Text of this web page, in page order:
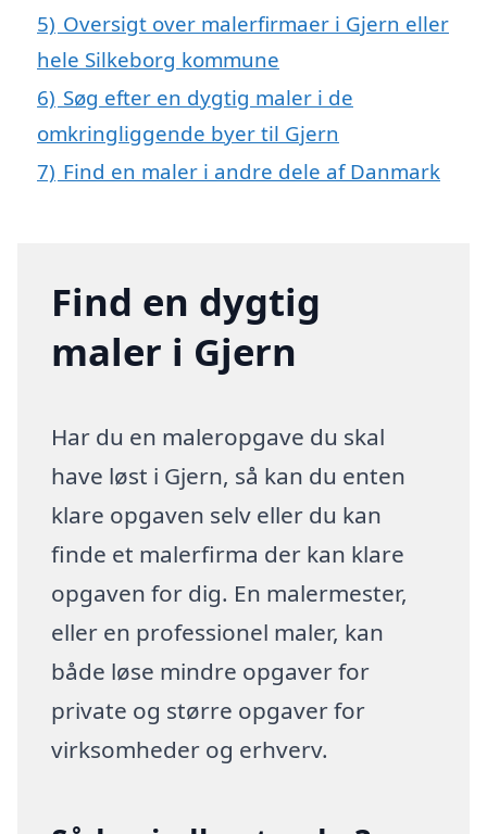
5) Oversigt over malerfirmaer i Gjern eller
hele Silkeborg kommune
6) Søg efter en dygtig maler i de
omkringliggende byer til Gjern
7) Find en maler i andre dele af Danmark
Find en dygtig
maler i Gjern
Har du en maleropgave du skal
have løst i Gjern, så kan du enten
klare opgaven selv eller du kan
finde et malerfirma der kan klare
opgaven for dig. En malermester,
eller en professionel maler, kan
både løse mindre opgaver for
private og større opgaver for
virksomheder og erhverv.